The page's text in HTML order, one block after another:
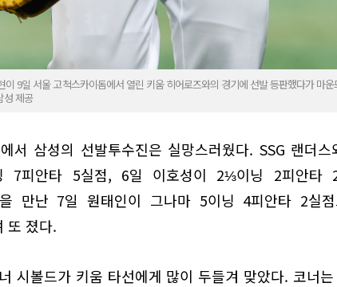
이 9일 서울 고척스카이돔에서 열린 키움 히어로즈와의 경기에 선발 등판했다가 마
성 제공
서 삼성의 선발투수진은 실망스러웠다. SSG 랜더
7피안타 5실점, 6일 이호성이 2⅓이닝 2피안타
만난 7일 원태인이 그나마 5이닝 4피안타 2실
또 졌다.
시볼드가 키움 타선에게 많이 두들겨 맞았다. 코너